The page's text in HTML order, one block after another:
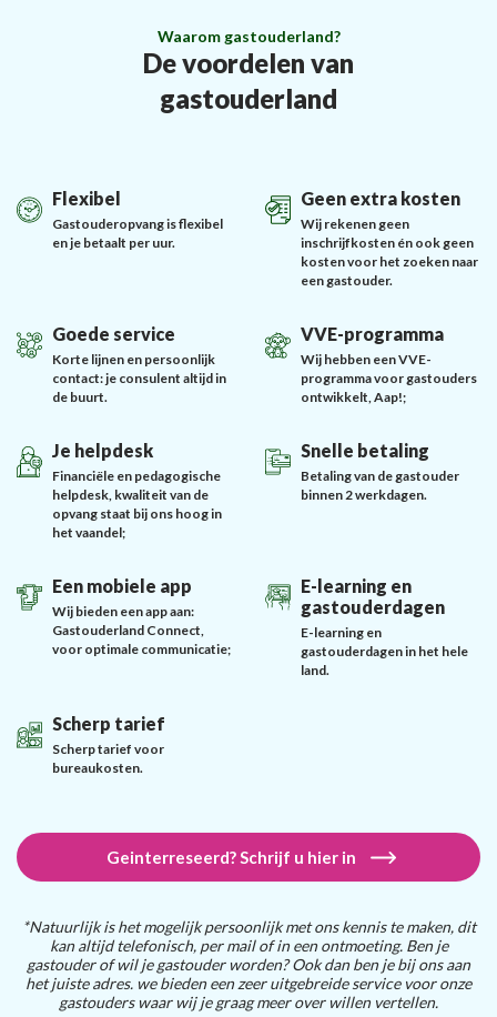
Waarom gastouderland?
De voordelen van
gastouderland
Flexibel
Gastouderopvang is flexibel
en je betaalt per uur.
Geen extra kosten
Wij rekenen geen
inschrijfkosten én ook geen
kosten voor het zoeken naar
een gastouder.
Goede service
Korte lijnen en persoonlijk
contact: je consulent altijd in
de buurt.
VVE-programma
Wij hebben een VVE-
programma voor gastouders
ontwikkelt, Aap!;
Je helpdesk
Financiële en pedagogische
helpdesk, kwaliteit van de
opvang staat bij ons hoog in
het vaandel;
Snelle betaling
Betaling van de gastouder
binnen 2 werkdagen.
Een mobiele app
Wij bieden een app aan:
Gastouderland Connect,
voor optimale communicatie;
E-learning en
gastouderdagen
E-learning en
gastouderdagen in het hele
land.
Scherp tarief
Scherp tarief voor
bureaukosten.
Geinterreseerd? Schrijf u hier in
*Natuurlijk is het mogelijk persoonlijk met ons kennis te maken, dit
kan altijd telefonisch, per mail of in een ontmoeting. Ben je
gastouder of wil je gastouder worden? Ook dan ben je bij ons aan
het juiste adres. we bieden een zeer uitgebreide service voor onze
gastouders waar wij je graag meer over willen vertellen.